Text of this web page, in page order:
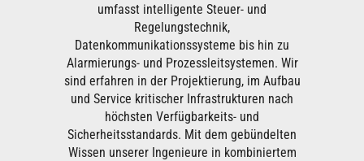
umfasst intelligente Steuer- und
Regelungstechnik,
Datenkommunikationssysteme bis hin zu
Alarmierungs- und Prozessleitsystemen. Wir
sind erfahren in der Projektierung, im Aufbau
und Service kritischer Infrastrukturen nach
höchsten Verfügbarkeits- und
Sicherheitsstandards. Mit dem gebündelten
Wissen unserer Ingenieure in kombiniertem